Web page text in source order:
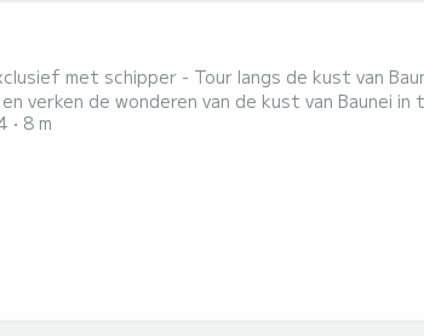
- Tour langs de kust van Baunei: Geniet van een
verken de wonderen van de kust van Baunei
8 m